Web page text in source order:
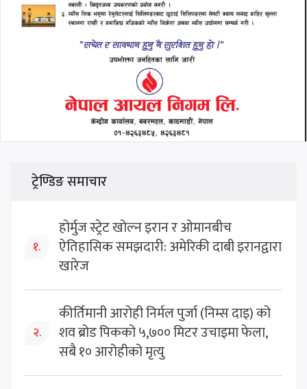
ट्रेण्डिङ समाचार
१.
होर्मुज स्ट्रेट खोल्न इरान र ओमानबीच
ऐतिहासिक समझदारी: अमेरिकी दाबी इरानद्वारा
खारेज
२.
कीर्तिमानी आरोही निर्मल पुर्जा (निम्स दाइ) को
शव ब्रोड पिकको ५,७०० मिटर उचाइमा फेला,
सबै १० आरोहीको मृत्यु